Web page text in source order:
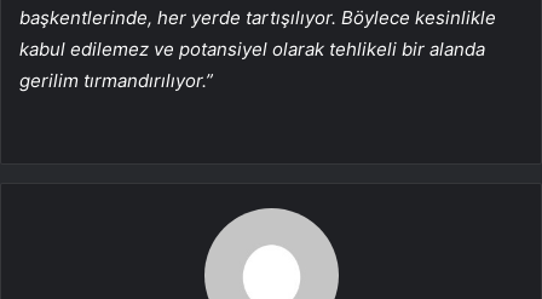
başkentlerinde, her yerde tartışılıyor. Böylece kesinlikle
kabul edilemez ve potansiyel olarak tehlikeli bir alanda
gerilim tırmandırılıyor.”